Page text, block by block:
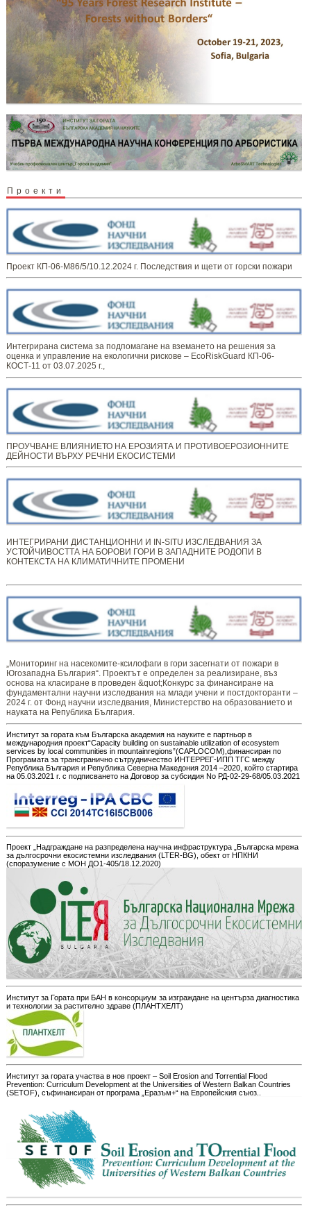
Проекти
Проект КП-06-М86/5/10.12.2024 г. Последствия и щети от горски пожари
Интегрирана система за подпомагане на вземането на решения за
оценка и управление на екологични рискове – EcoRiskGuard КП-06-
КОСТ-11 от 03.07.2025 г.,
ПРОУЧВАНЕ ВЛИЯНИЕТО НА ЕРОЗИЯТА И ПРОТИВОЕРОЗИОННИТЕ
ДЕЙНОСТИ ВЪРХУ РЕЧНИ ЕКОСИСТЕМИ
ИНТЕГРИРАНИ ДИСТАНЦИОННИ И IN-SITU ИЗСЛЕДВАНИЯ ЗА
УСТОЙЧИВОСТТА НА БОРОВИ ГОРИ В ЗАПАДНИТЕ РОДОПИ В
КОНТЕКСТА НА КЛИМАТИЧНИТЕ ПРОМЕНИ
„Мониторинг ​​​на ​​насекомите-ксилофаги в гори засегнати от пожари в
Югозападна България“. Проектът е определен за реализиране, въз
основа на класиране в проведен &quot;Конкурс за финансиране на
фундаментални научни изследвания на млади учени и постдокторанти –
2024 г. от Фонд научни изследвания, Министерство на образованието и
науката на Република България.
Институт за гората към Българска академия на науките е партньор в
международния проект“Capacity building on sustainable utilization of ecosystem
services by local communities in mountainregions”(CAPLOCOM),финансиран по
Програмата за трансгранично сътрудничество ИНТЕРРЕГ-ИПП ТГС между
Република България и Република Северна Македония 2014 –2020, който стартира
на 05.03.2021 г. с подписването на Договор за субсидия No РД-02-29-68/05.03.2021
Проект „Надграждане на разпределена научна инфраструктура „Българска мрежа
за дългосрочни екосистемни изследвания (LTER-BG), обект от НПКНИ
(споразумение с МОН ДО1-405/18.12.2020)
Институт за Гората при БАН в консорциум за изграждане на центърза диагностика
и технологии за растително здраве (ПЛАНТХЕЛТ)
Институт за гората участва в нов проект – Soil Erosion and Torrential Flood
Prevention: Curriculum Development at the Universities of Western Balkan Countries
(SETOF), съфинансиран от програма „Еразъм+“ на Европейския съюз..